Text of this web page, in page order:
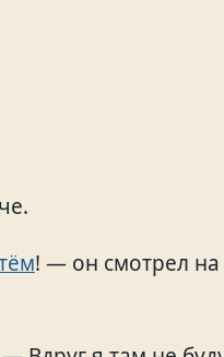
! — он смотрел